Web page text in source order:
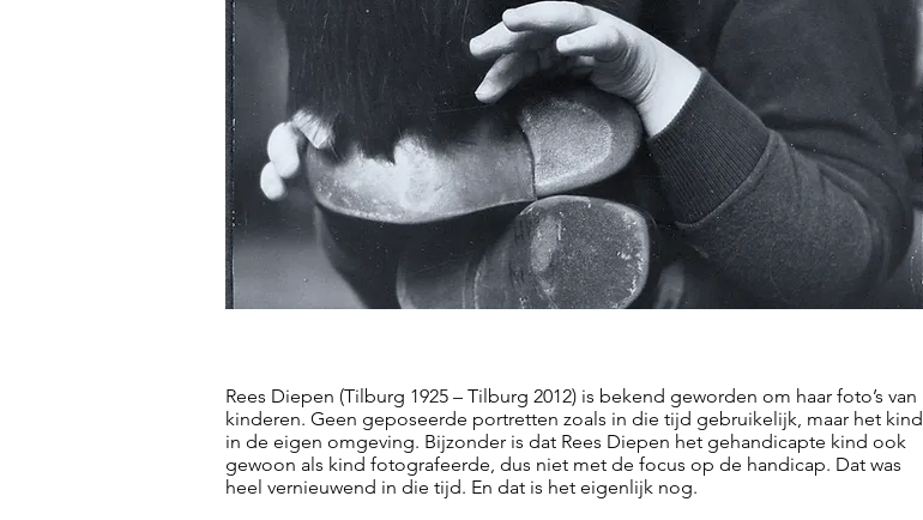
Rees Diepen (Tilburg 1925 – Tilburg 2012) is bekend geworden om haar foto’s van
kinderen. Geen geposeerde portretten zoals in die tijd gebruikelijk, maar het kind
in de eigen omgeving. Bijzonder is dat Rees Diepen het gehandicapte kind ook
gewoon als kind fotografeerde, dus niet met de focus op de handicap. Dat was
heel vernieuwend in die tijd. En dat is het eigenlijk nog.